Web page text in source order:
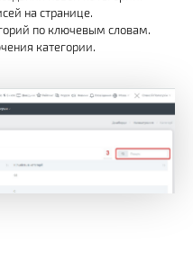
на странице.
по ключевым словам.
категории.